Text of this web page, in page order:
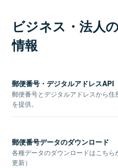
ビジネス・法人
情報
郵便番号・デジタルアドレスAPI
郵便番号とデジタルアドレスから
を提供。
郵便番号データのダウンロード
各種データのダウンロードはこちら
更新）